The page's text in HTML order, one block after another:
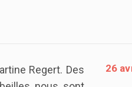
Regert. Des
26